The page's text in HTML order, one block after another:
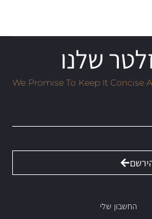
שלנו
We Promise To Keep It Concise
החשבון שלי